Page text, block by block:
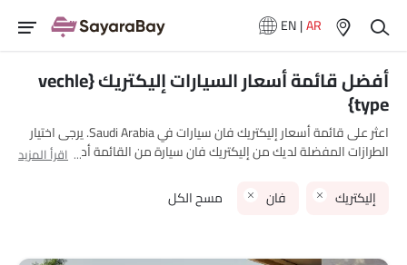
EN|AR
أفضل قائمة أسعار السيارات إليكتريك {vechle
type}
اعثر على قائمة أسعار إليكتريك فان سيارات في Saudi Arabia. يرجى اختيار
الطرازات المفضلة لديك من إليكتريك فان سيارة من القائمة أدناه لمعرفة
استهلاك الوقود والمراجعات.
اقرأ المزيد
إليكتريك فان مسح الكل